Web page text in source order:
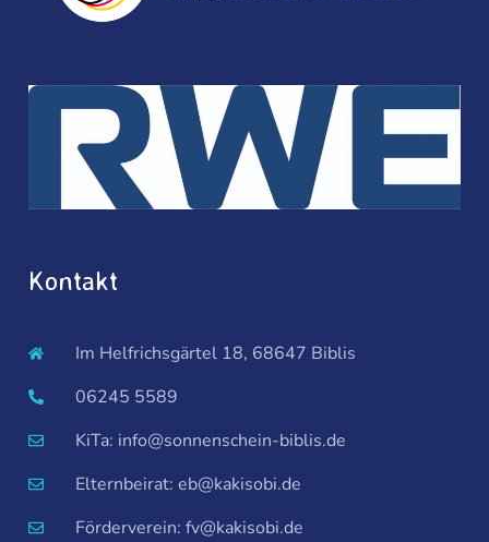
Kontakt
Im Helfrichsgärtel 18, 68647 Biblis
06245 5589
KiTa: info@sonnenschein-biblis.de
Elternbeirat: eb@kakisobi.de
Förderverein: fv@kakisobi.de